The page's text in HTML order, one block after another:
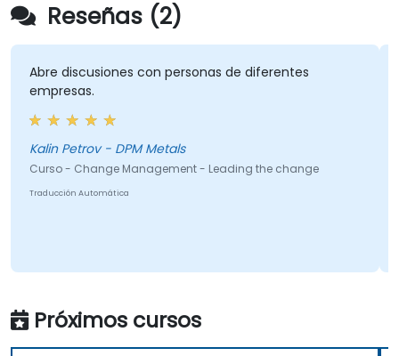
Reseñas (2)
Abre discusiones con personas de diferentes
empresas.
Kalin Petrov - DPM Metals
Curso - Change Management - Leading the change
Traducción Automática
Próximos cursos